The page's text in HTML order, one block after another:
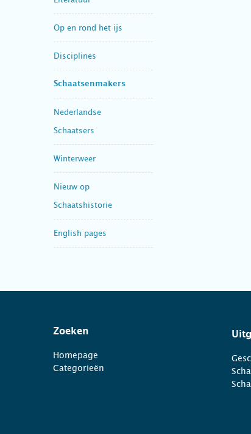
Op en rond het ijs
Disciplines
Schaatsenmakers
Nederlandse
Schaatsers
Winterweer
Nieuw op
Schaatshistorie
English pages
Zoeken
Homepage
Categorieën